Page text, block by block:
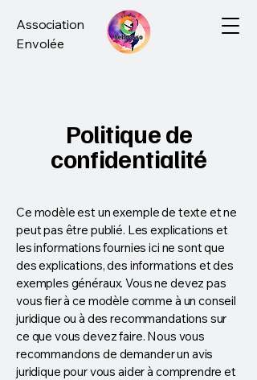
Association
Envolée
Politique de
confidentialité
Ce modèle est un exemple de texte et ne
peut pas être publié. Les explications et
les informations fournies ici ne sont que
des explications, des informations et des
exemples généraux. Vous ne devez pas
vous fier à ce modèle comme à un conseil
juridique ou à des recommandations sur
ce que vous devez faire. Nous vous
recommandons de demander un avis
juridique pour vous aider à comprendre et